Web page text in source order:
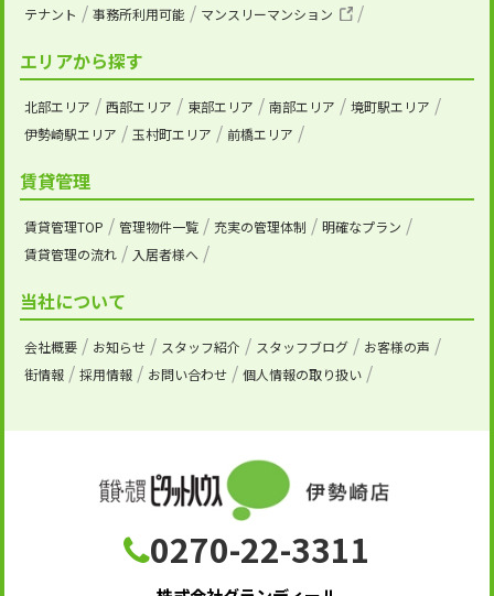
テナント
事務所利用可能 マンスリーマンション
エリアから探す
北部エリア 西部エリア 東部エリア 南部エリア
境町駅エリア
伊勢崎駅エリア
玉村町エリア 前橋エリア
賃貸管理
賃貸管理TOP 管理物件一覧 充実の管理体制
明確なプラン
賃貸管理の流れ
入居者様へ
当社について
会社概要 お知らせ スタッフ紹介 スタッフブログ
お客様の声
街情報
採用情報 お問い合わせ 個人情報の取り扱い
0270-22-3311